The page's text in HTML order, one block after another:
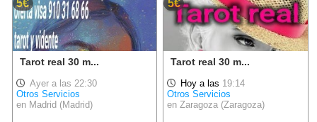
5€
Tarot real 30 m...
Ayer a las 22:30
Otros Servicios
en Madrid (Madrid)
5€
Tarot real 30 m...
Hoy a las 19:14
Otros Servicios
en Zaragoza (Zaragoza)